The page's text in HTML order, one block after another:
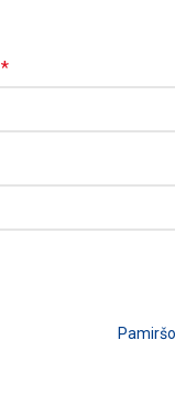
*